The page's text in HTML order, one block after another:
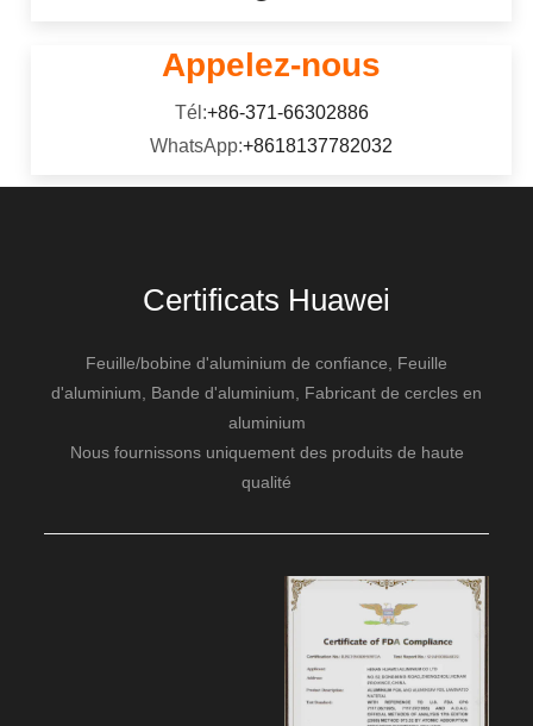
Appelez-nous
Tél:+86-371-66302886
WhatsApp:+8618137782032
Certificats Huawei
Feuille/bobine d'aluminium de confiance, Feuille
d'aluminium, Bande d'aluminium, Fabricant de cercles en
aluminium
Nous fournissons uniquement des produits de haute
qualité